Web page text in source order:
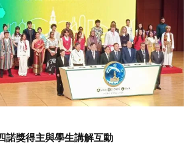
諾獎得主與學生講解互動